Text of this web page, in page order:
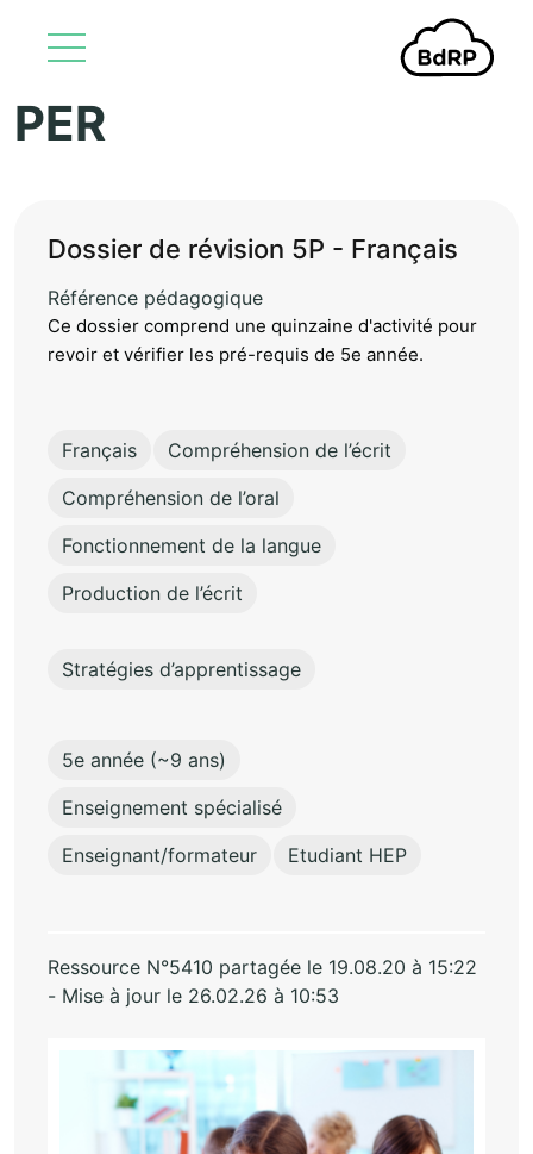
PER
Dossier de révision 5P - Français
Référence pédagogique
Ce dossier comprend une quinzaine d'activité pour
revoir et vérifier les pré-requis de 5e année.
Français
Compréhension de l’écrit
Compréhension de l’oral
Fonctionnement de la langue
Production de l’écrit
Stratégies d’apprentissage
5e année (~9 ans)
Enseignement spécialisé
Enseignant/formateur
Etudiant HEP
Ressource N°5410 partagée le 19.08.20 à 15:22
- Mise à jour le 26.02.26 à 10:53